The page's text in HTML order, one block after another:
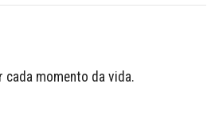
cada momento da vida.